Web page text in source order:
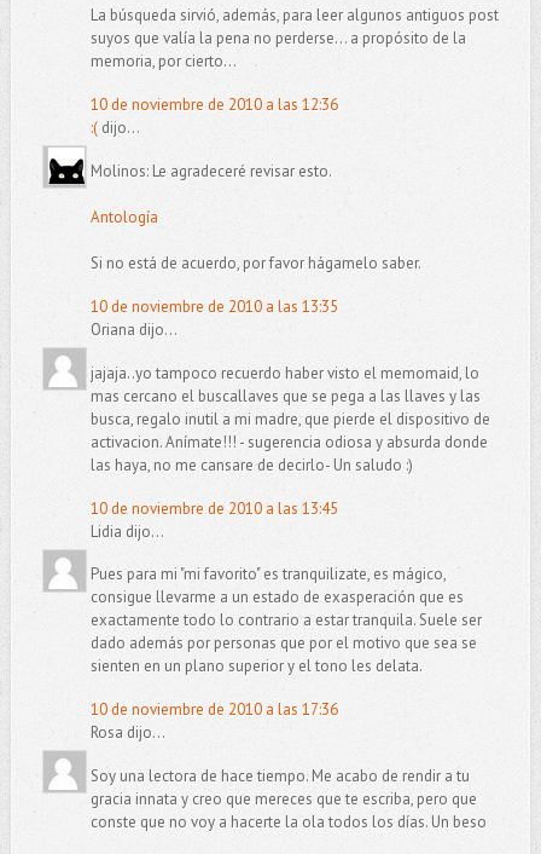
La búsqueda sirvió, además, para leer algunos antiguos post
suyos que valía la pena no perderse... a propósito de la
memoria, por cierto...
10 de noviembre de 2010 a las 12:36
:(dijo...
Molinos: Le agradeceré revisar esto.
Antología
Si no está de acuerdo, por favor hágamelo saber.
10 de noviembre de 2010 a las 13:35
Oriana dijo...
jajaja..yo tampoco recuerdo haber visto el memomaid, lo
mas cercano el buscallaves que se pega a las llaves y las
busca, regalo inutil a mi madre, que pierde el dispositivo de
activacion. Anímate!!! - sugerencia odiosa y absurda donde
las haya, no me cansare de decirlo- Un saludo :)
10 de noviembre de 2010 a las 13:45
Lidia dijo...
Pues para mi "mi favorito" es tranquilizate, es mágico,
consigue llevarme a un estado de exasperación que es
exactamente todo lo contrario a estar tranquila. Suele ser
dado además por personas que por el motivo que sea se
sienten en un plano superior y el tono les delata.
10 de noviembre de 2010 a las 17:36
Rosa dijo...
Soy una lectora de hace tiempo. Me acabo de rendir a tu
gracia innata y creo que mereces que te escriba, pero que
conste que no voy a hacerte la ola todos los días. Un beso